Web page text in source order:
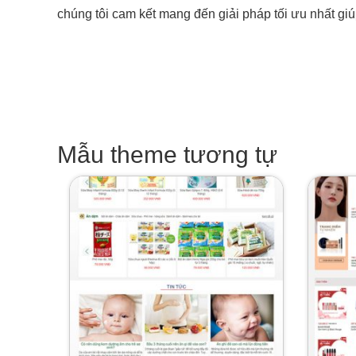
chúng tôi cam kết mang đến giải pháp tối ưu nhất
Mẫu theme tương tự
Giá
gốc
là:
8.000.000 ₫.
Giá
tại
là:
5.990.000 ₫.